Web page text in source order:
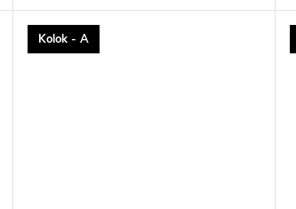
Kolok - A